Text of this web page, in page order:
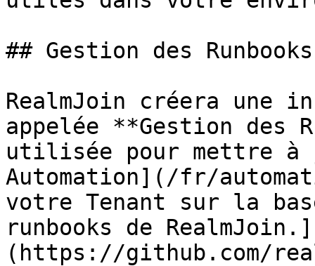
## Gestion des
RealmJoin créera une
appelée **Gestion des
utilisée pour mettre à
Automation](/fr/
votre Tenant sur la
runbooks de RealmJoin.]
(https://github.com/